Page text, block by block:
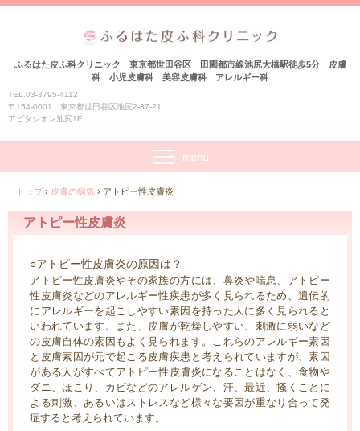
ふるはた皮ふ科クリニック 東京都世田谷区 田園都市線池尻大橋駅徒歩5分 皮膚
科 小児皮膚科 美容皮膚科 アレルギー科
TEL.03-3795-4112
〒154-0001 東京都世田谷区池尻2-37-21
アビタシオン池尻1F
トップ › 皮膚の病気 › アトピー性皮膚炎
アトピー性皮膚炎
○アトピー性皮膚炎の原因は？
アトピー性皮膚炎やその家族の方には、鼻炎や喘息、アトピー
性皮膚炎などのアレルギー性疾患が多く見られるため、遺伝的
にアレルギーを起こしやすい素因を持った人に多く見られると
いわれています。また、皮膚が乾燥しやすい、刺激に弱いなど
の皮膚自体の素因もよく見られます。これらのアレルギー素因
と皮膚素因が元で起こる皮膚疾患と考えられていますが、素因
がある人がすべてアトピー性皮膚炎になることはなく、食物や
ダニ、ほこり、カビなどのアレルゲン、汗、最近、掻くことに
よる刺激、あるいはストレスなど様々な要因が重なり合って発
症すると考えられています。